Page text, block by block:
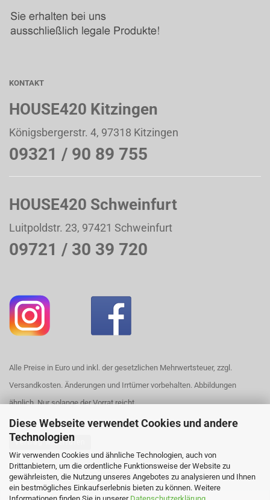
Diese Webseite verwendet Cookies und andere
Technologien
Wir verwenden Cookies und ähnliche Technologien, auch von
Drittanbietern, um die ordentliche Funktionsweise der Website zu
gewährleisten, die Nutzung unseres Angebotes zu analysieren und Ihnen
ein bestmögliches Einkaufserlebnis bieten zu können. Weitere
KONTAKT
HOUSE420 Kitzingen
Königsbergerstr. 4, 97318 Kitzingen
09321 / 90 89 755
HOUSE420 Schweinfurt
Luitpoldstr. 23, 97421 Schweinfurt
09721 / 30 39 720
Alle Preise in Euro und inkl. der gesetzlichen Mehrwertsteuer, zzgl.
Versandkosten. Änderungen und Irrtümer vorbehalten. Abbildungen
ähnlich. Nur solange der Vorrat reicht.
Vertrag widerrufen
Webshop erstellenmit Gambio.de © 2026
Ausgewählte Top-Bewertungen für https://www.house420.de